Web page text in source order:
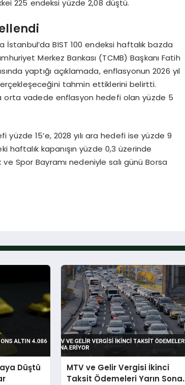
225 endeksi yüzde 2,08 düştü.
İstanbul’da BIST 100 endeksi haftalık bazda
Merkez Bankası (TCMB) Başkanı Fatih
yaptığı açıklamada, enflasyonun 2026 yıl
tahmin ettiklerini belirtti.
orta vadede enflasyon hedefi olan yüzde 5
yüzde 15’e, 2028 yılı ara hedefi ise yüzde 9
kapanışın yüzde 0,3 üzerinde
Spor Bayramı nedeniyle salı günü Borsa
Düştü
MTV ve Gelir Vergisi İkinci
Taksit Ödemeleri Yarın Sona